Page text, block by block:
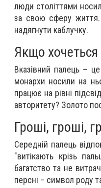
люди століттями
за свою сферу життя.
надягнути каблучку.
Якщо хочеться
Вказівний палець –
монархи носили на
працює на рівні
авторитету? Золото
Гроші, гроші,
Середній палець
"витікають крізь
багатство та не
персні – символ роду